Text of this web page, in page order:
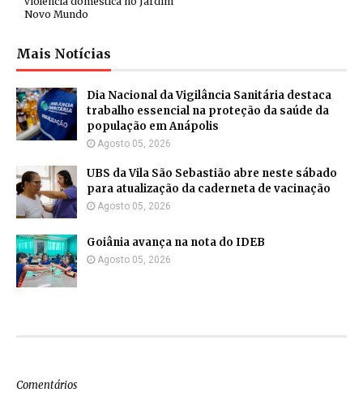
Novo Mundo
Mais Notícias
Dia Nacional da Vigilância Sanitária destaca
trabalho essencial na proteção da saúde da
população em Anápolis
Agosto 05, 2026
UBS da Vila São Sebastião abre neste sábado
para atualização da caderneta de vacinação
Agosto 05, 2026
Goiânia avança na nota do IDEB
Agosto 05, 2026
Comentários